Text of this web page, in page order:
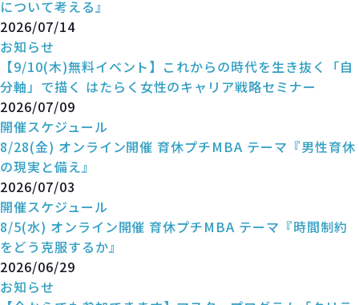
について考える』
2026/07/14
お知らせ
【9/10(木)無料イベント】これからの時代を生き抜く「自
分軸」で描く はたらく女性のキャリア戦略セミナー
2026/07/09
開催スケジュール
8/28(金) オンライン開催 育休プチMBA テーマ『男性育休
の現実と備え』
2026/07/03
開催スケジュール
8/5(水) オンライン開催 育休プチMBA テーマ『時間制約
をどう克服するか』
2026/06/29
お知らせ